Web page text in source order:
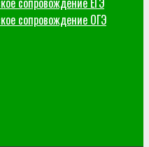
сопровождение ОГЭ